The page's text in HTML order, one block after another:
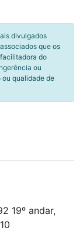
divulgados
que os
do
ou
qualidade de
19º andar,